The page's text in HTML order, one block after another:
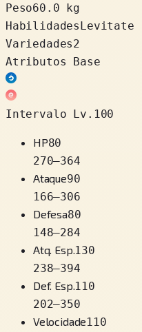
Peso60.0 kg
HabilidadesLevitate
Variedades2
Atributos Base
Intervalo Lv.100
HP80
270–364
Ataque90
166–306
Defesa80
148–284
Atq. Esp.130
238–394
Def. Esp.110
202–350
Velocidade110